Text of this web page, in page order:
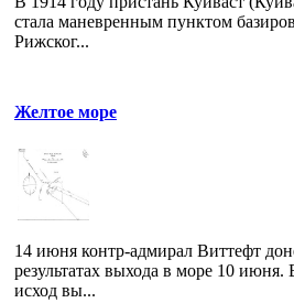
стала маневренным пунктом
Рижског...
Желтое море
14 июня контр-адмирал Виттефт
результатах выхода в море 10
исход вы...